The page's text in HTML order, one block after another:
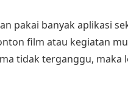
pakai banyak aplikasi
film atau kegiatan
tidak terganggu, maka